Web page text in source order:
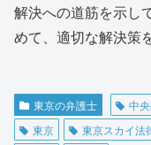
解決への道筋を示し
めて、適切な解決策
東京の弁護士 中
東京
東京スカイ法